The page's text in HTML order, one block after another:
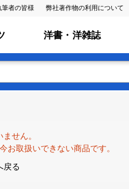
筆者の皆様 弊社著作物の利用について
洋書・洋雑誌
せん。
お取扱いできない商品です。
戻る